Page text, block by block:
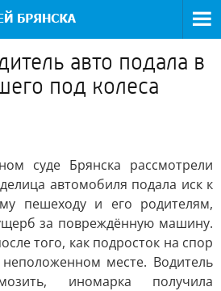
авто подала в
под колеса
суде Брянска рассмотрели
автомобиля подала иск к
пешеходу и его родителям,
за повреждённую машину.
того, как подросток на спор
месте. Водитель
иномарка получила